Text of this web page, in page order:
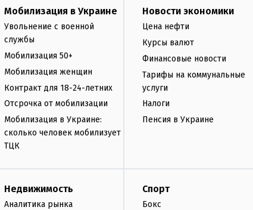
Мобилизация в Украине
Увольнение с военной
службы
Мобилизация 50+
Мобилизация женщин
Контракт для 18-24-летних
Отсрочка от мобилизации
Мобилизация в Украине:
сколько человек мобилизует
ТЦК
Новости экономики
Цена нефти
Курсы валют
Финансовые новости
Тарифы на коммунальные
услуги
Налоги
Пенсия в Украине
Недвижимость
Аналитика рынка
Спорт
Бокс